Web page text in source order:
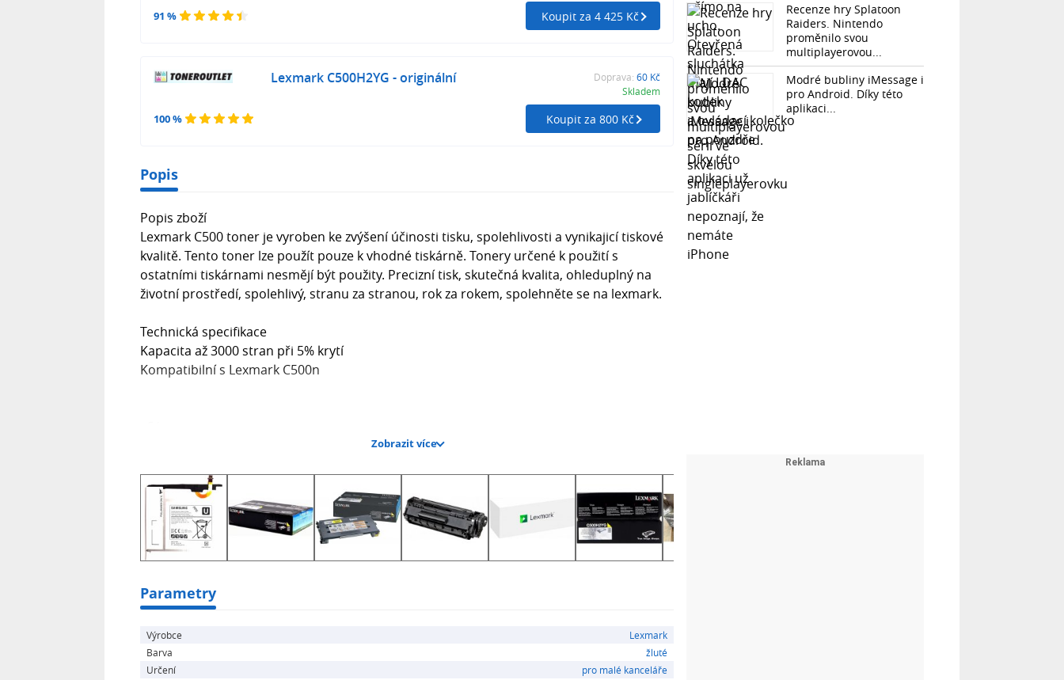
91 % Koupit za 4 425 Kč
100 %
Lexmark C500H2YG - originální Doprava: 60 Kč
Skladem
Koupit za 800 Kč
Popis
Popis zboží
Lexmark C500 toner je vyroben ke zvýšení účinosti tisku, spolehlivosti a vynikajicí tiskové
kvalitě. Tento toner lze použít pouze k vhodné tiskárně. Tonery určené k použití s
ostatními tiskárnami nesmějí být použity. Precizní tisk, skutečná kvalita, ohleduplný na
životní prostředí, spolehlivý, stranu za stranou, rok za rokem, spolehněte se na lexmark.
Technická specifikace
Kapacita až 3000 stran při 5% krytí
Kompatibilní s Lexmark C500n
Zobrazit více
Parametry
Výrobce
Lexmark
Barva
žluté
Určení
pro malé kanceláře
Recenze hry Splatoon
Raiders. Nintendo
proměnilo svou
multiplayerovou...
Modré bubliny iMessage i
pro Android. Díky této
aplikaci...